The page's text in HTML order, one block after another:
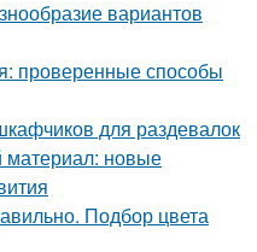
вариантов
проверенные способы
для раздевалок
материал: новые
Подбор цвета